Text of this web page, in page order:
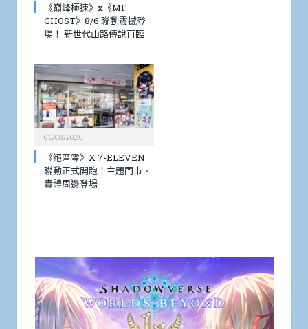
《巔峰極速》x《MF
GHOST》8/6 聯動震撼登
場！ 新世代山路傳說再臨
06/08/2026
《絕區零》X 7-ELEVEN
聯動正式開跑！主題門市、
實體周邊登場